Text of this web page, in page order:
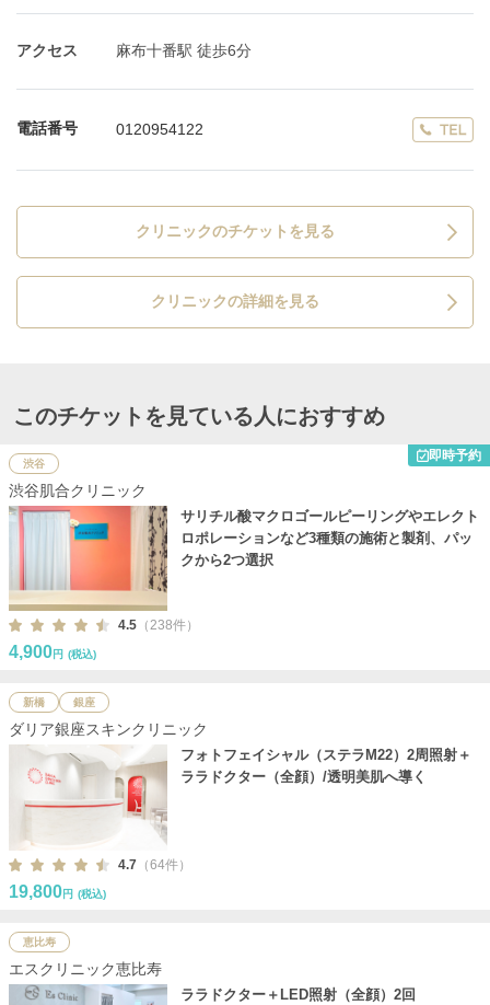
アクセス 麻布十番駅 徒歩6分
電話番号 0120954122
クリニックのチケットを見る
クリニックの詳細を見る
このチケットを見ている人におすすめ
渋谷
即時予約
渋谷肌合クリニック
サリチル酸マクロゴールピーリングやエレクト
ロポレーションなど3種類の施術と製剤、パッ
クから2つ選択
4.5 （238件）
4,900円 (税込)
新橋 銀座
ダリア銀座スキンクリニック
フォトフェイシャル（ステラM22）2周照射＋
ララドクター（全顔）/透明美肌へ導く
4.7 （64件）
19,800円 (税込)
恵比寿
エスクリニック恵比寿
ララドクター＋LED照射（全顔）2回